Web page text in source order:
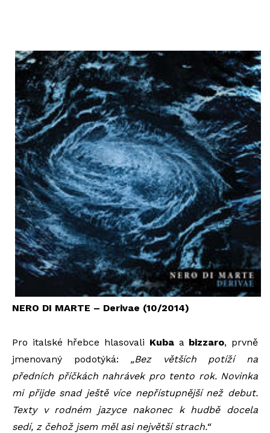
NERO DI MARTE – Derivae (10/2014)
Pro italské hřebce hlasovali Kubaa bizzaro, prvně
jmenovaný podotýká: „Bez větších potíží na
předních příčkách nahrávek pro tento rok. Novinka
mi přijde snad ještě více nepřístupnější než debut.
Texty v rodném jazyce nakonec k hudbě docela
sedí, z čehož jsem měl asi největší strach.“